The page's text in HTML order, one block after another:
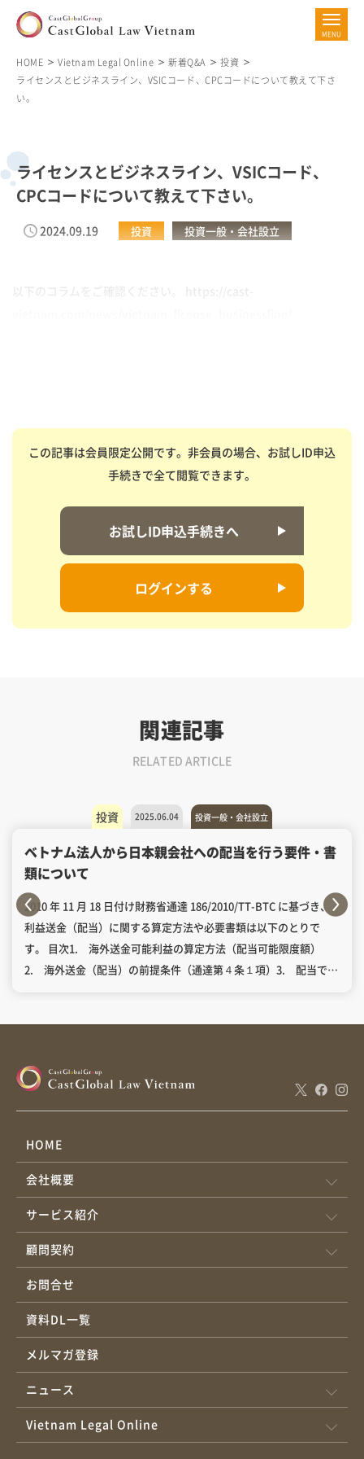
HOME Vietnam Legal Online 新着Q&A
投資
ライセンスとビジネスライン、VSICコード、CPCコードについて教えて下さ
い。
ライセンスとビジネスライン、VSICコード、
CPCコードについて教えて下さい。
2024.09.19 投資 投資一般・会社設立
この記事は会員限定公開です。非会員の場合、お試しID申込
手続きで全て閲覧できます。
お試しID申込手続きへ
ログインする
関連記事
RELATED ARTICLE
投資 2025.06.04 投資一般・会社設立
ベトナム法人から日本親会社への配当を行う要件・書
類について
2010 年 11 月 18 日付け財務省通達 186/2010/TT-BTC に基づき、
利益送金（配当）に関する算定方法や必要書類は以下のとりで
す。 目次1. 海外送金可能利益の算定方法（配当可能限度額）
2. 海外送金（配当）の前提条件（通達第４条１項）3. 配当でき
申告に基づき、外国投資家が直接投資活動から得た当期利益 – 前
年度から繰り越された未配当利益などその他の利益 – 外国投資家
ムでの生産・事業活動費に充当した金額 (c) 外国投資家個人の必要
経費として使用した金額 外国投資家は、以下の条件をすべて満た
したうえで、会計年度終了後に当該年度の利益を海外に送金でき
ます。 投資先企業が、法令に従いベトナム政府への財務上の義務
（納税等）を完了していること。 当該年度の監査済財務諸表
（Audit Report）および法人税確定申告書を税務当局へ提出済み
であること。 当該年度の監査済財務諸表で損失が計上され、法人
税法上の繰越欠損を控除した後も累積損失が残る場合、その年度
の利益は配当（海外送金）できません。 投資先企業が上記の財務
義務を履行し、監査済財務諸表と法人税確定申告書を税務当局に
提出した後、原則として毎会計年度末に利益を海外へ送金するこ
とが認められます。 送金予定日の少なくとも ７営業日前 まで
に、投資先企業を通じて、または直接、以下を提出します（通達
役会議事録／利益分配決議書 銀行の内部規定により追加書類を求
HOME
会社概要
サービス紹介
顧問契約
お問合せ
資料DL一覧
メルマガ登録
ニュース
Vietnam Legal Online